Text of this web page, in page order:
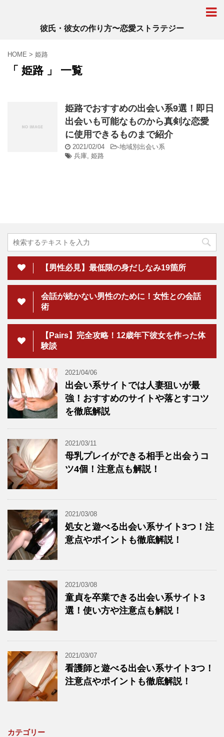
彼氏・彼女の作り方〜恋愛ストラテジー
HOME > 姫路
「 姫路 」 一覧
姫路でおすすめの出会い系9選！即日
出会いも可能なものから真剣な恋愛
に使用できるものまで紹介
2021/02/04 -地域別出会い系
兵庫, 姫路
【男性必見】最低限の身だしなみ19箇所
会話が続かない男性のために！女性との会話
術
【Pairs】完全攻略！12歳年下彼女を作った体
験談
2021/04/06
出会い系サイトでは人妻狙いが最
強！おすすめのサイトや落とすコツ
を徹底解説
2021/03/11
母乳プレイができる相手と出会うコ
ツ4個！注意点も解説！
2021/03/08
処女と遊べる出会い系サイト3つ！注
意点やポイントも徹底解説！
2021/03/08
童貞を卒業できる出会い系サイト3
選！使い方や注意点も解説！
2021/03/07
看護師と遊べる出会い系サイト3つ！
注意点やポイントも徹底解説！
カテゴリー